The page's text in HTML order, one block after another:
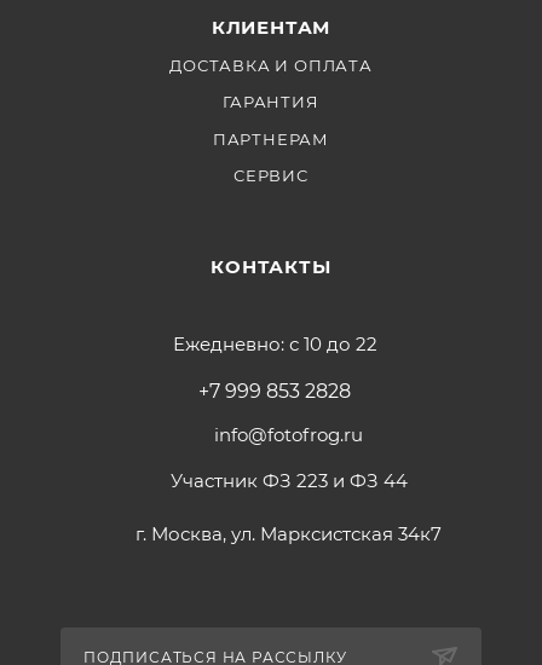
КЛИЕНТАМ
ДОСТАВКА И ОПЛАТА
ГАРАНТИЯ
ПАРТНЕРАМ
СЕРВИС
КОНТАКТЫ
Ежедневно: с 10 до 22
+7 999 853 2828
info@fotofrog.ru
Участник ФЗ 223 и ФЗ 44
г. Москва, ул. Марксистская 34к7
ПОДПИСАТЬСЯ НА РАССЫЛКУ